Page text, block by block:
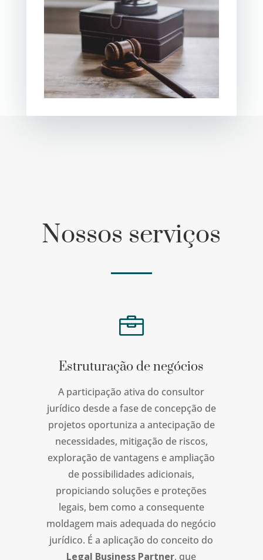
Nossos serviços

Estruturação de negócios
A participação ativa do consultor
jurídico desde a fase de concepção de
projetos oportuniza a antecipação de
necessidades, mitigação de riscos,
exploração de vantagens e ampliação
de possibilidades adicionais,
propiciando soluções e proteções
legais, bem como a consequente
moldagem mais adequada do negócio
jurídico. É a aplicação do conceito do
Legal Business Partner, que